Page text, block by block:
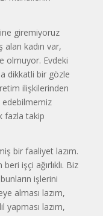
giremiyoruz
alan kadın var,
olmuyor. Evdeki
dikkatli bir gözle
ilişkilerinden
edebilmemiz
fazla takip
bir faaliyet lazım.
işçi ağırlıklı. Biz
işlerini
alması lazım,
yapması lazım,